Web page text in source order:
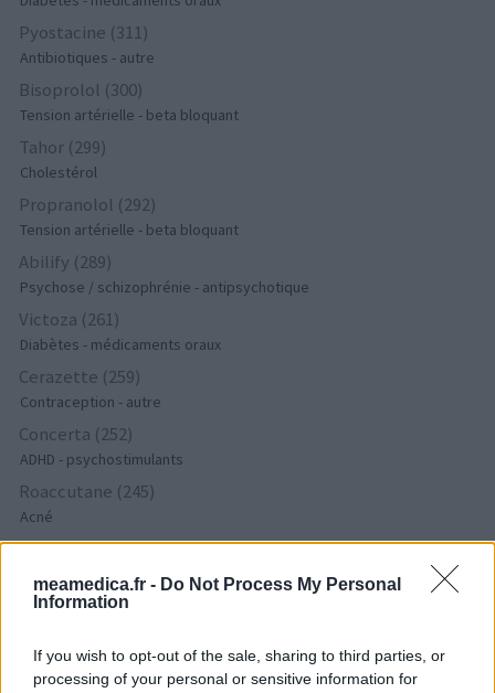
meamedica.fr - Do Not Process My Personal
Information
If you wish to opt-out of the sale, sharing to third parties, or
processing of your personal or sensitive information for
Pyostacine (311)
Antibiotiques - autre
Bisoprolol (300)
Tension artérielle - beta bloquant
Tahor (299)
Cholestérol
Propranolol (292)
Tension artérielle - beta bloquant
Abilify (289)
Psychose / schizophrénie - antipsychotique
Victoza (261)
Diabètes - médicaments oraux
Cerazette (259)
Contraception - autre
Concerta (252)
ADHD - psychostimulants
Roaccutane (245)
Acné
Keppra (245)
Doxycycline (243)
Laroxyl (239)
Dépression - antidépresseurs TCA